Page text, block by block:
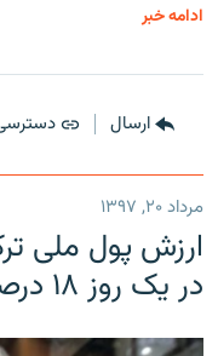
ادامه خبر
ارسال
مرداد ۲۰, ۱۳۹۷
ارزش پول ملی
در یک روز ۱۸ درصد سقوط کرد